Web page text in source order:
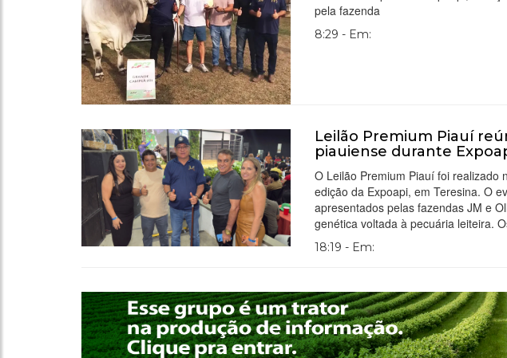
pela fazenda
8:29 - Em:
Leilão Premium Piauí
piauiense durante
O Leilão Premium Piauí foi realizado
edição da Expoapi, em Teresina. O
apresentados pelas fazendas JM e
genética voltada à pecuária leiteira.
18:19 - Em: